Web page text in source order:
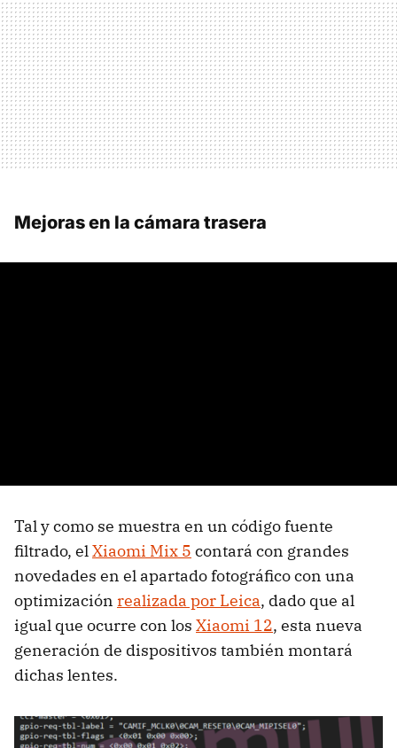
Mejoras en la cámara trasera
Tal y como se muestra en un código fuente
filtrado, elXiaomi Mix 5 contará con grandes
novedades en el apartado fotográfico con una
optimización realizada por Leica, dado que al
igual que ocurre con los Xiaomi 12, esta nueva
generación de dispositivos también montará
dichas lentes.